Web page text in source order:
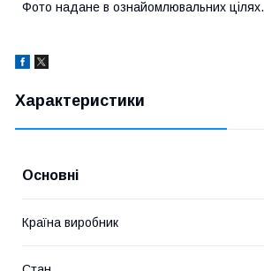
Фото надане в ознайомлювальних цілях.
Характеристики
Основні
Країна виробник